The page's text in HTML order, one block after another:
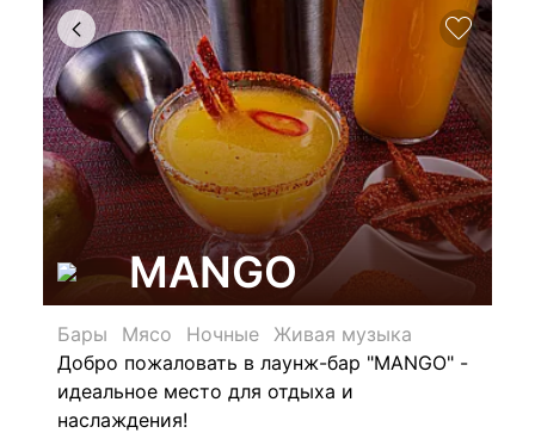
MANGO
Бары Мясо Ночные Живая музыка
Добро пожаловать в лаунж-бар "MANGO" -
идеальное место для отдыха и
наслаждения!